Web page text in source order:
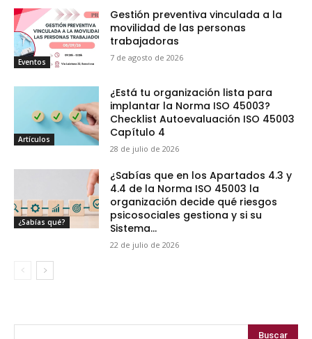
Eventos
Gestión preventiva vinculada a la
movilidad de las personas
trabajadoras
7 de agosto de 2026
Artículos
¿Está tu organización lista para
implantar la Norma ISO 45003?
Checklist Autoevaluación ISO 45003
Capítulo 4
28 de julio de 2026
¿Sabías qué?
¿Sabías que en los Apartados 4.3 y
4.4 de la Norma ISO 45003 la
organización decide qué riesgos
psicosociales gestiona y si su
Sistema...
22 de julio de 2026
Buscar